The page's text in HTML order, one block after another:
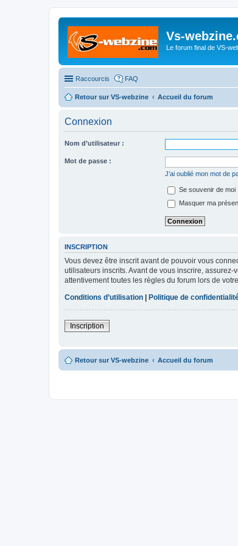
Vs-
Le forum final de VS-
Raccourcis FAQ
Retour sur VS-webzine Accueil du forum
Connexion
Nom d’utilisateur :
Mot de passe :
J’ai oublié mon mot de
Se souvenir de moi
Masquer ma
INSCRIPTION
Vous devez être inscrit avant de pouvoir vous
utilisateurs inscrits. Avant de vous inscrire,
attentivement toutes les règles du forum lors de
Conditions d’utilisation
Politique de
Inscription
Retour sur VS-webzine Accueil du forum